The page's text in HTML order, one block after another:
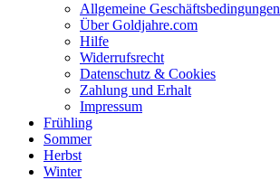
Allgemeine Geschäftsbedingungen
Über Goldjahre.com
Hilfe
Widerrufsrecht
Datenschutz & Cookies
Zahlung und Erhalt
Impressum
Frühling
Sommer
Herbst
Winter